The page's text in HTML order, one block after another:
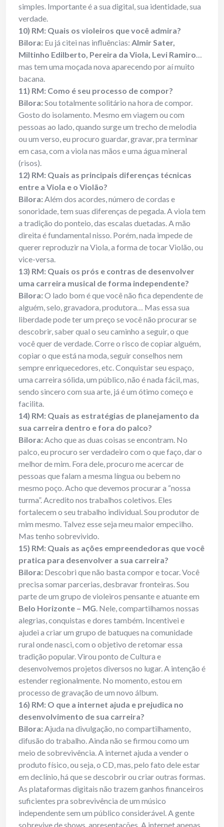
simples. Importante é a sua digital, sua identidade, sua
verdade.
10) RM: Quais os violeiros que você admira?
Bilora: Eu já citei nas influências: Almir Sater,
Miltinho Edilberto, Pereira da Viola, Levi Ramiro…
mas tem uma moçada nova aparecendo por aí muito
bacana.
11) RM: Como é seu processo de compor?
Bilora:Sou totalmente solitário na hora de compor.
Gosto do isolamento. Mesmo em viagem ou com
pessoas ao lado, quando surge um trecho de melodia
ou um verso, eu procuro guardar, gravar, pra terminar
em casa, com a viola nas mãos e uma água mineral
(risos).
12) RM: Quais as principais diferenças técnicas
entre a Viola e o Violão?
Bilora:Além dos acordes, número de cordas e
sonoridade, tem suas diferenças de pegada. A viola tem
a tradição do ponteio, das escalas duetadas. A mão
direita é fundamental nisso. Porém, nada impede de
querer reproduzir na Viola, a forma de tocar Violão, ou
vice-versa.
13) RM: Quais os prós e contras de desenvolver
uma carreira musical de forma independente?
Bilora:O lado bom é que você não fica dependente de
alguém, selo, gravadora, produtora… Mas essa sua
liberdade pode ter um preço se você não procurar se
descobrir, saber qual o seu caminho a seguir, o que
você quer de verdade. Corre o risco de copiar alguém,
copiar o que está na moda, seguir conselhos nem
sempre enriquecedores, etc. Conquistar seu espaço,
uma carreira sólida, um público, não é nada fácil, mas,
sendo sincero com sua arte, já é um ótimo começo e
facilita.
14) RM: Quais as estratégias de planejamento da
sua carreira dentro e fora do palco?
Bilora:Acho que as duas coisas se encontram. No
palco, eu procuro ser verdadeiro com o que faço, dar o
melhor de mim. Fora dele, procuro me acercar de
pessoas que falam a mesma língua ou bebem no
mesmo poço. Acho que devemos procurar a “nossa
turma”. Acredito nos trabalhos coletivos. Eles
fortalecem o seu trabalho individual. Sou produtor de
mim mesmo. Talvez esse seja meu maior empecilho.
Mas tenho sobrevivido.
15) RM: Quais as ações empreendedoras que você
pratica para desenvolver a sua carreira?
Bilora: Descobri que não basta compor e tocar. Você
precisa somar parcerias, desbravar fronteiras. Sou
parte de um grupo de violeiros pensante e atuante em
Belo Horizonte – MG. Nele, compartilhamos nossas
alegrias, conquistas e dores também. Incentivei e
ajudei a criar um grupo de batuques na comunidade
rural onde nasci, com o objetivo de retomar essa
tradição popular. Virou ponto de Cultura e
desenvolvemos projetos diversos no lugar. A intenção é
estender regionalmente. No momento, estou em
processo de gravação de um novo álbum.
16) RM: O que a internet ajuda e prejudica no
desenvolvimento de sua carreira?
Bilora:Ajuda na divulgação, no compartilhamento,
difusão do trabalho. Ainda não se firmou como um
meio de sobrevivência. A internet ajuda a vender o
produto físico, ou seja, o CD, mas, pelo fato dele estar
em declínio, há que se descobrir ou criar outras formas.
As plataformas digitais não trazem ganhos financeiros
suficientes pra sobrevivência de um músico
independente sem um público considerável. A gente
sobrevive de shows, apresentações. A internet apenas